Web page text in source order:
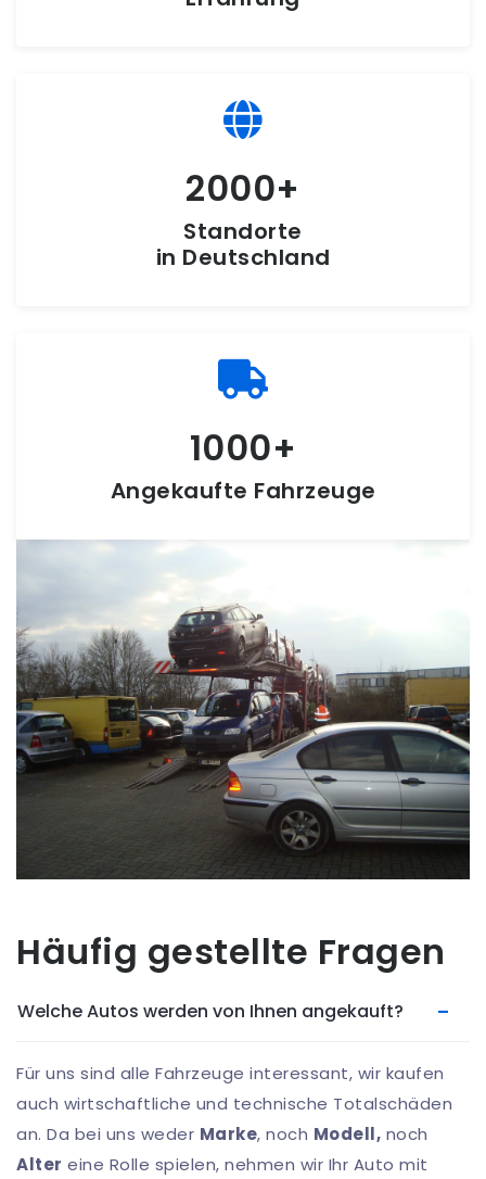
2000
Standorte
in Deutschland
1000
Angekaufte Fahrzeuge
Häufig gestellte Fragen
Welche Autos werden von Ihnen angekauft?
Für uns sind alle Fahrzeuge interessant, wir kaufen
auch wirtschaftliche und technische Totalschäden
an. Da bei uns weder Marke, noch Modell, noch
Alter eine Rolle spielen, nehmen wir Ihr Auto mit